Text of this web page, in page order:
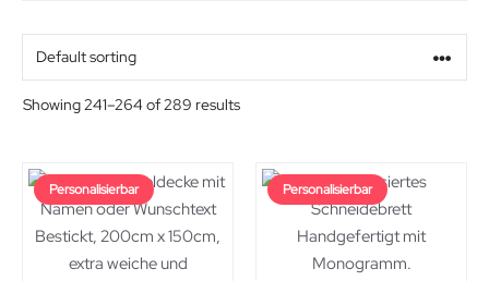
Beziehung
Showing 241–264 of 289 results
Personalisierbar Personalisierbar